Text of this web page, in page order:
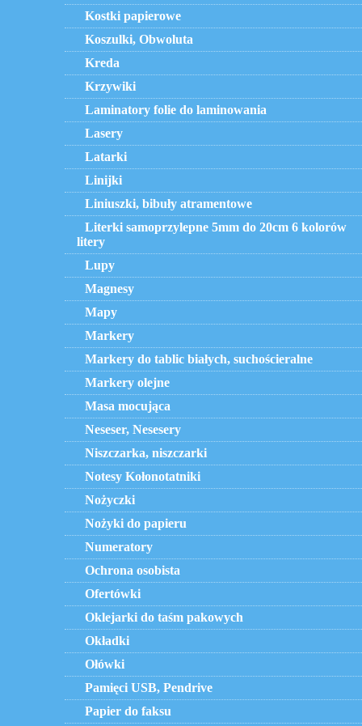
Kostki papierowe
Koszulki, Obwoluta
Kreda
Krzywiki
Laminatory folie do laminowania
Lasery
Latarki
Linijki
Liniuszki, bibuły atramentowe
Literki samoprzylepne 5mm do 20cm 6 kolorów
litery
Lupy
Magnesy
Mapy
Markery
Markery do tablic białych, suchościeralne
Markery olejne
Masa mocująca
Neseser, Nesesery
Niszczarka, niszczarki
Notesy Kołonotatniki
Nożyczki
Nożyki do papieru
Numeratory
Ochrona osobista
Ofertówki
Oklejarki do taśm pakowych
Okładki
Ołówki
Pamięci USB, Pendrive
Papier do faksu